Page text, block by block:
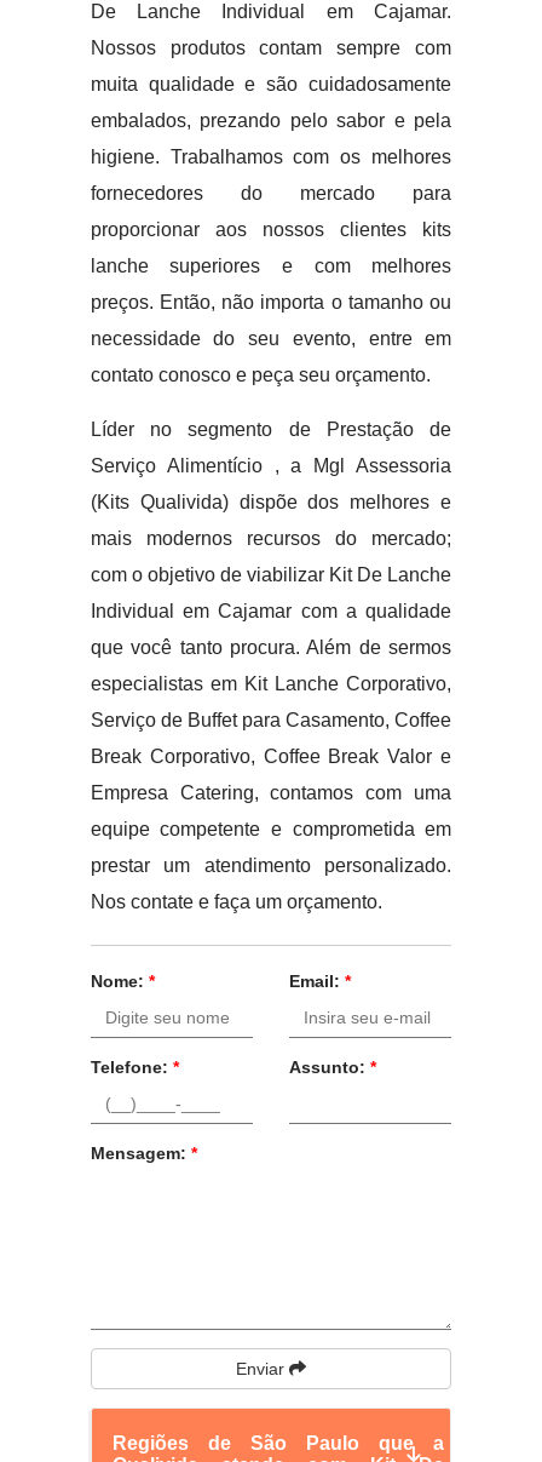
De Lanche Individual em Cajamar.
Nossos produtos contam sempre com
muita qualidade e são cuidadosamente
embalados, prezando pelo sabor e pela
higiene. Trabalhamos com os melhores
fornecedores do mercado para
proporcionar aos nossos clientes kits
lanche superiores e com melhores
preços. Então, não importa o tamanho ou
necessidade do seu evento, entre em
contato conosco e peça seu orçamento.
Líder no segmento de Prestação de
Serviço Alimentício , a Mgl Assessoria
(Kits Qualivida) dispõe dos melhores e
mais modernos recursos do mercado;
com o objetivo de viabilizar Kit De Lanche
Individual em Cajamar com a qualidade
que você tanto procura. Além de sermos
especialistas em Kit Lanche Corporativo,
Serviço de Buffet para Casamento, Coffee
Break Corporativo, Coffee Break Valor e
Empresa Catering, contamos com uma
equipe competente e comprometida em
prestar um atendimento personalizado.
Nos contate e faça um orçamento.
Nome: * Email: *
Telefone: * Assunto: *
Mensagem: *
Enviar
Regiões de São Paulo que a